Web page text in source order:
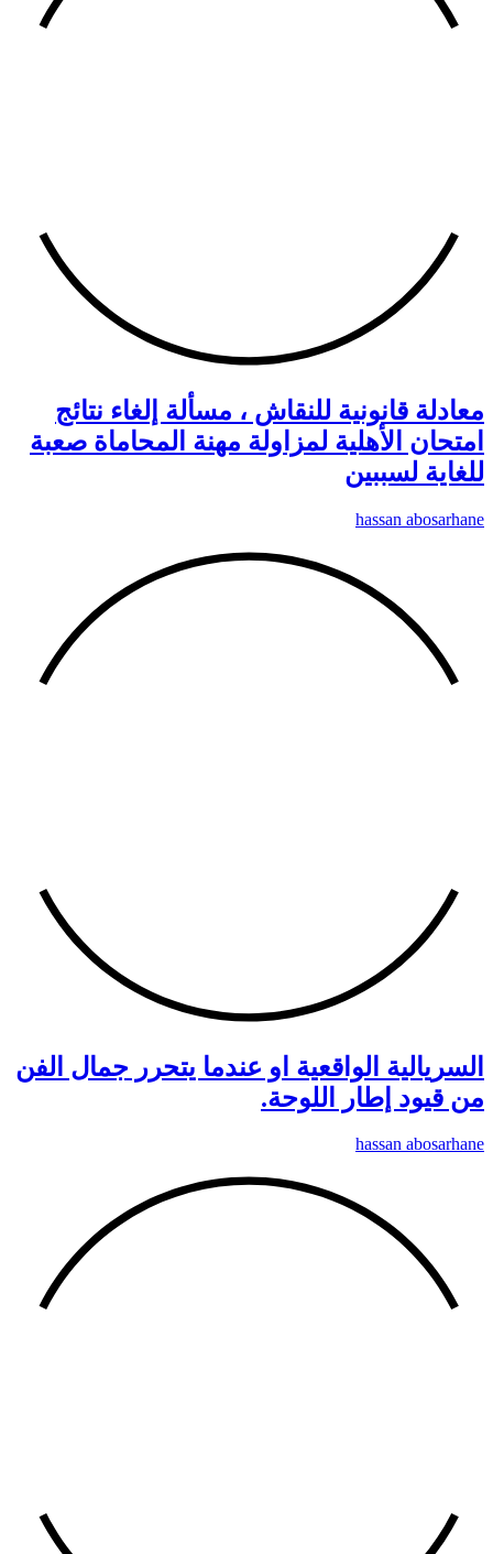
معادلة قانونية للنقاش ، مسألة إلغاء نتائج
امتحان الأهلية لمزاولة مهنة المحاماة صعبة
للغاية لسببين
hassan abosarhane
السريالية الواقعية او عندما يتحرر جمال الفن
من قيود إطار اللوحة.
hassan abosarhane